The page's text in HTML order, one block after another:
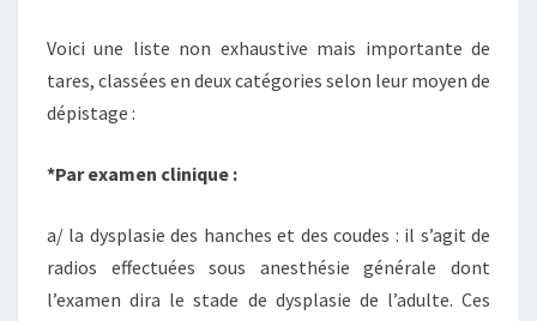
Voici une liste non exhaustive mais importante de
tares, classées en deux catégories selon leur moyen de
dépistage :
*Par examen clinique :
a/ la dysplasie des hanches et des coudes : il s’agit de
radios effectuées sous anesthésie générale dont
l’examen dira le stade de dysplasie de l’adulte. Ces